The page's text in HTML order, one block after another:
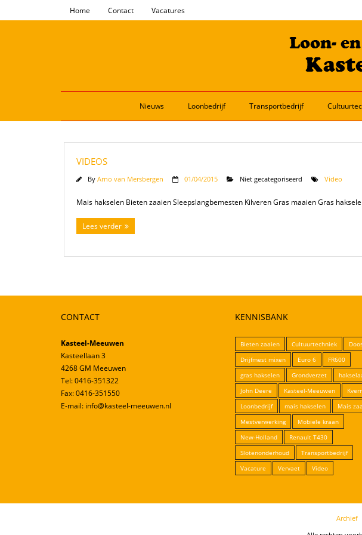
Home Contact Vacatures
Nieuws Loonbedrijf Transportbedrijf
VIDEOS
By Arno van Mersbergen 01/04/2015 Niet gecategoriseerd Video
Mais hakselen Bieten zaaien Sleepslangbemesten Kilveren Gras maaien Gras
Lees verder
CONTACT
Kasteel-Meeuwen
Kasteellaan 3
4268 GM Meeuwen
Tel: 0416-351322
Fax: 0416-351550
E-mail: info@kasteel-meeuwen.nl
KENNISBANK
Bieten zaaien Cultuurtechniek
Drijfmest mixen
Euro 6
FR600
gras hakselen
Grondverzet
John Deere
Kasteel-Meeuwen
Loonbedrijf
mais hakselen
Mais
Mestverwerking
Mobiele kraan
New-Holland
Renault T430
Slotenonderhoud
Transportbedrijf
Vacature
Vervaet Video
Archief